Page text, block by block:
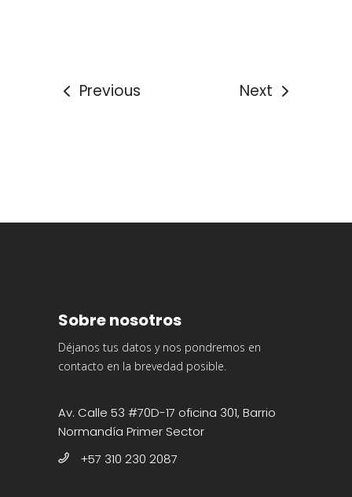
Previous Next
Sobre nosotros
Déjanos tus datos y nos pondremos en
contacto en la brevedad posible.
Av. Calle 53 #70D-17 oficina 301, Barrio
Normandía Primer Sector
+57 310 230 2087